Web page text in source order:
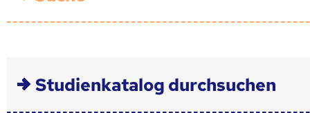
Studienkatalog durchsuchen